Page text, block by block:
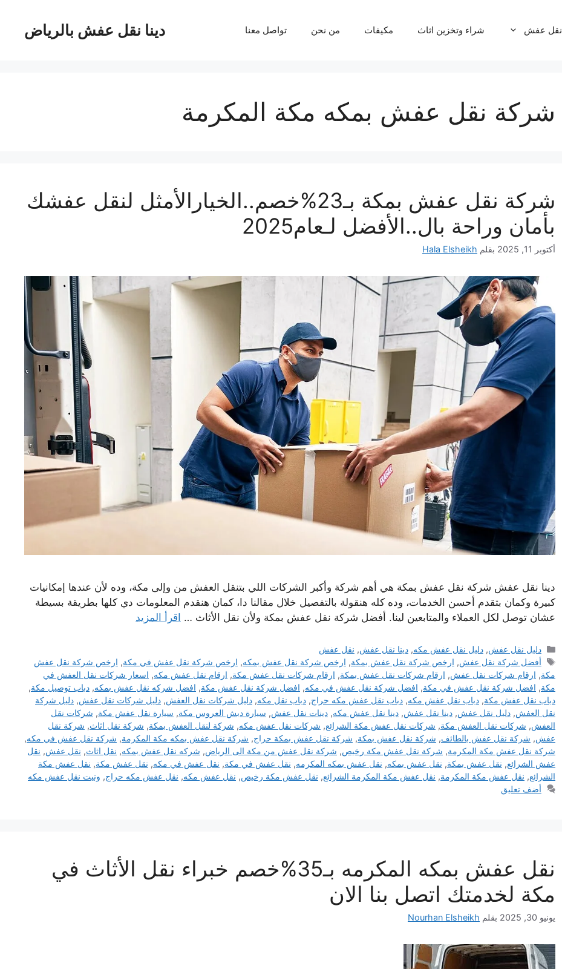
دينا نقل عفش بالرياض نقل عفش شراء وتخزين اثاث مكيفات من نحن تواصل معنا
شركة نقل عفش بمكه مكة المكرمة
شركة نقل عفش بمكة بـ23%خصم..الخيارالأمثل لنقل عفشك
بأمان وراحة بال..الأفضل لـعام2025
أكتوبر 11, 2025 بقلم Hala Elsheikh
دينا نقل عفش شركة نقل عفش بمكة هي أهم شركة وأكبر الشركات اللي بتنقل العفش من وإلى مكة، وده لأن عندها إمكانيات
كبيرة وكمان بتقدم أحسن الخدمات، وده كله هنقولة بالتفصيل خلال مقالنا دا، كمان هنقدم المعلومات دي كلها بطريقة بسيطة
عشان توصل لكل العملاء والمتابعين لينا. أفضل شركة نقل عفش بمكة ولأن نقل الأثاث … اقرأ المزيد
التصنيفات
دليل نقل عفش,دليل نقل عفش مكه,دينا نقل عفش, نقل عفش
الوسوم
أفضل شركة نقل عفش, ارخص شركة نقل عفش بمكة, ارخص شركة نقل عفش بمكه, ارخص شركة نقل عفش في مكة, ارخص شركة نقل عفش
مكة, ارقام شركات نقل عفش, ارقام شركات نقل عفش بمكة, ارقام شركات نقل عفش مكة, ارقام نقل عفش مكه, اسعار شركات نقل العفش في
مكة, افضل شركة نقل عفش في مكة, افضل شركة نقل عفش في مكه, افضل شركة نقل عفش مكة, افضل شركه نقل عفش بمكه, دباب توصيل مكة,
دباب نقل عفش مكة, دباب نقل عفش مكه, دباب نقل عفش مكه حراج, دباب نقل مكه, دليل شركات نقل العفش, دليل شركات نقل عفش, دليل شركة
نقل العفش, دليل نقل عفش, دينا نقل عفش, دينا نقل عفش مكه, دينات نقل عفش, سيارة دبش العروس مكة, سيارة نقل عفش مكة, شركات نقل
العفش, شركات نقل العفش مكة, شركات نقل عفش مكة الشرائع, شركات نقل عفش مكه, شركة لنقل العفش بمكة, شركة نقل اثاث, شركة نقل
عفش, شركة نقل عفش بالطائف, شركة نقل عفش بمكة, شركة نقل عفش بمكة حراج, شركة نقل عفش بمكه مكة المكرمة, شركة نقل عفش في مكه,
شركة نقل عفش مكة المكرمة, شركة نقل عفش مكة رخيص, شركة نقل عفش من مكة الى الرياض, شركه نقل عفش بمكه, نقل اثاث, نقل عفش, نقل
عفش الشرائع, نقل عفش بمكة, نقل عفش بمكه, نقل عفش بمكه المكرمه, نقل عفش في مكة, نقل عفش في مكه, نقل عفش مكة, نقل عفش مكة
الشرائع, نقل عفش مكة المكرمة, نقل عفش مكة المكرمة الشرائع, نقل عفش مكة رخيص, نقل عفش مكه, نقل عفش مكه حراج, ونيت نقل عفش مكه
أضف تعليق
نقل عفش بمكه المكرمه بـ35%خصم خبراء نقل الأثاث في
مكة لخدمتك اتصل بنا الان
يونيو 30, 2025 بقلم Nourhan Elsheikh